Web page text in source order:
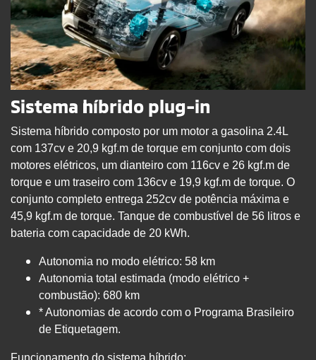
Sistema híbrido plug-in
Sistema híbrido composto por um motor a gasolina 2.4L
com 137cv e 20,9 kgf.m de torque em conjunto com dois
motores elétricos, um dianteiro com 116cv e 26 kgf.m de
torque e um traseiro com 136cv e 19,9 kgf.m de torque. O
conjunto completo entrega 252cv de potência máxima e
45,9 kgf.m de torque. Tanque de combustível de 56 litros e
bateria com capacidade de 20 kWh.
Autonomia no modo elétrico: 58 km
Autonomia total estimada (modo elétrico +
combustão): 680 km
* Autonomias de acordo com o Programa Brasileiro
de Etiquetagem.